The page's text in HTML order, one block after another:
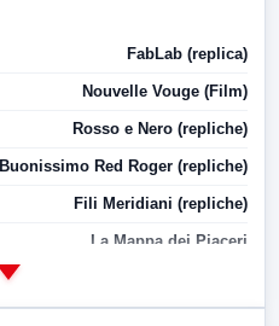
FabLab (replica)
Nouvelle Vouge (Film)
Rosso e Nero (repliche)
Buonissimo Red Roger (repliche)
Fili Meridiani (repliche)
La Mappa dei Piaceri